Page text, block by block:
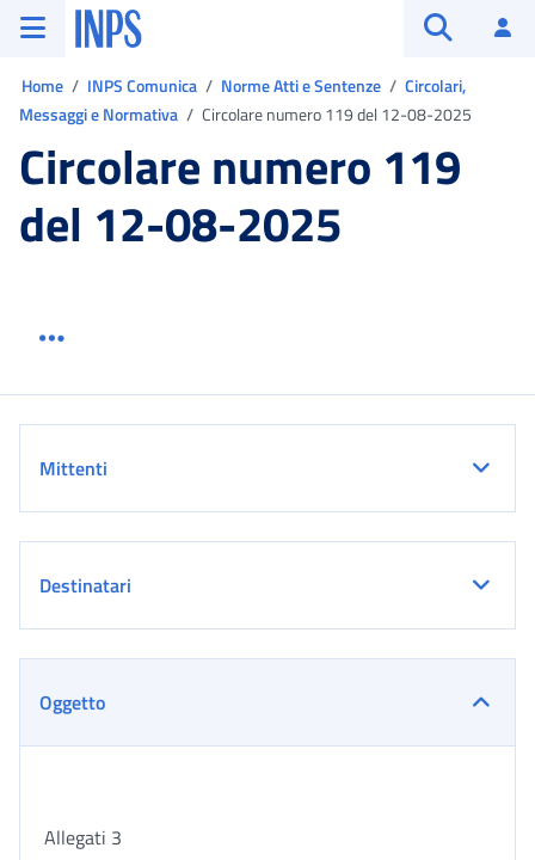
Vai al menu principale
Vai al contenuto principale
Vai al pie' di pagina
INPS ()
Home INPS Comunica Norme Atti e Sentenze
Circolari,
Messaggi e Normativa
Circolare numero 119 del 12-08-2025
Circolare numero 119
del 12-08-2025
Mittenti
Destinatari
Oggetto
Allegati 3